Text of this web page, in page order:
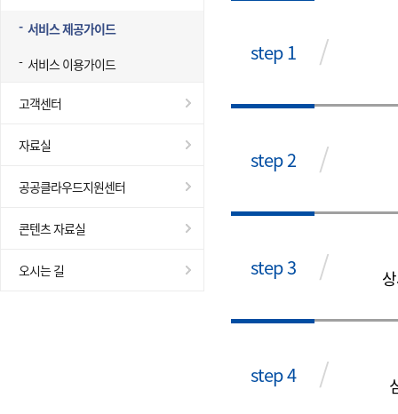
서비스 제공가이드
서비스 이용가이드
고객센터
자료실
공공클라우드지원센터
콘텐츠 자료실
오시는 길
step 1 /
step 2 /
step 3 /
step 4 /